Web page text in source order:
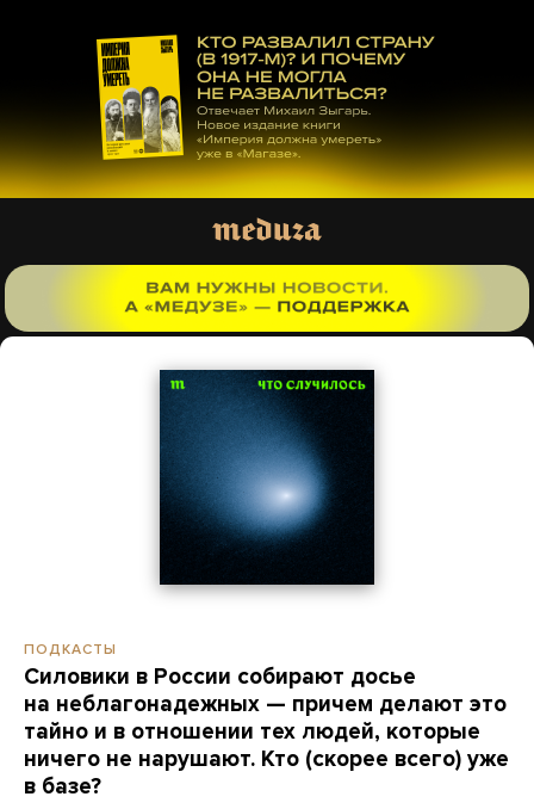
ПОДКАСТЫ
Силовики в России собирают досье
на неблагонадежных — причем делают это
тайно и в отношении тех людей, которые
ничего не нарушают. Кто (скорее всего) уже
в базе?